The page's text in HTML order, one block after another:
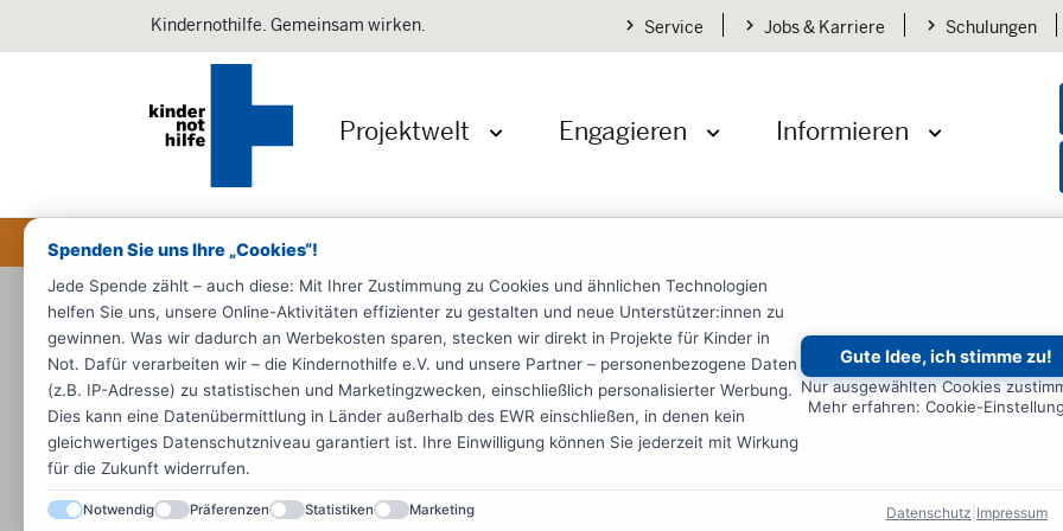
Spenden Sie uns Ihre „Cookies“!
Jede Spende zählt – auch diese: Mit Ihrer Zustimmung zu Cookies und ähnlichen Technologien
helfen Sie uns, unsere Online-Aktivitäten effizienter zu gestalten und neue Unterstützer:innen zu
gewinnen. Was wir dadurch an Werbekosten sparen, stecken wir direkt in Projekte für Kinder in
Not. Dafür verarbeiten wir – die Kindernothilfe e.V. und unsere Partner – personenbezogene Daten
(z.B. IP-Adresse) zu statistischen und Marketingzwecken, einschließlich personalisierter Werbung.
Dies kann eine Datenübermittlung in Länder außerhalb des EWR einschließen, in denen kein
gleichwertiges Datenschutzniveau garantiert ist. Ihre Einwilligung können Sie jederzeit mit Wirkung
für die Zukunft widerrufen.
Gute Idee, ich stimme zu!
Nur ausgewählten Cookies
Mehr erfahren: Cookie-
Notwendig Präferenzen Statistiken Marketing Datenschutz Impressum
Kindernothilfe. Gemeinsam wirken. Service Jobs & Karriere Schulungen
Projektwelt Engagieren Informieren
Startseite Kinderschutz
Kinderschutz in Deutschland und weltweit
Fortbildungen und Beratung für